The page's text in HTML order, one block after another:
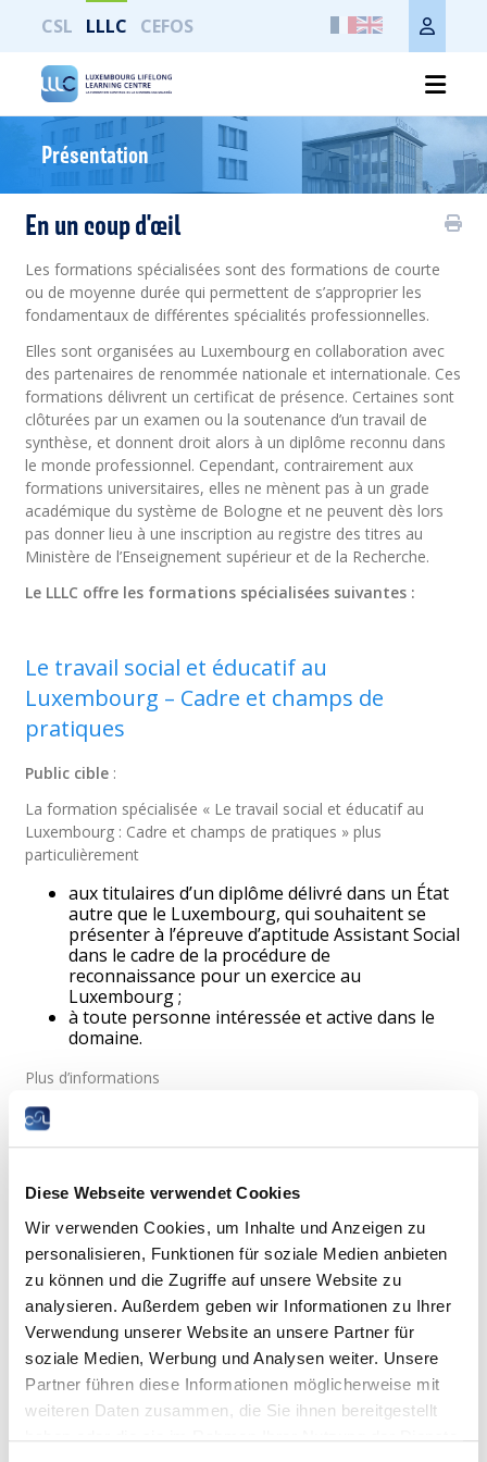
Diese Webseite verwendet Cookies
Wir verwenden Cookies, um Inhalte und Anzeigen zu
personalisieren, Funktionen für soziale Medien anbieten
zu können und die Zugriffe auf unsere Website zu
analysieren. Außerdem geben wir Informationen zu Ihrer
Verwendung unserer Website an unsere Partner für
soziale Medien, Werbung und Analysen weiter. Unsere
Partner führen diese Informationen möglicherweise mit
weiteren Daten zusammen, die Sie ihnen bereitgestellt
CSL LLLC CEFOS
Présentation
Ganze Seite drucken
En un coup d'œil
Les formations spécialisées sont des formations de courte
ou de moyenne durée qui permettent de s’approprier les
fondamentaux de différentes spécialités professionnelles.
Elles sont organisées au Luxembourg en collaboration avec
des partenaires de renommée nationale et internationale. Ces
formations délivrent un certificat de présence. Certaines sont
clôturées par un examen ou la soutenance d’un travail de
synthèse, et donnent droit alors à un diplôme reconnu dans
le monde professionnel. Cependant, contrairement aux
formations universitaires, elles ne mènent pas à un grade
académique du système de Bologne et ne peuvent dès lors
pas donner lieu à une inscription au registre des titres au
Ministère de l’Enseignement supérieur et de la Recherche.
Le LLLC offre les formations spécialisées suivantes :
Le travail social et éducatif au
Luxembourg – Cadre et champs de
pratiques
Public cible :
La formation spécialisée « Le travail social et éducatif au
Luxembourg : Cadre et champs de pratiques » plus
particulièrement
aux titulaires d’un diplôme délivré dans un État
autre que le Luxembourg, qui souhaitent se
présenter à l’épreuve d’aptitude Assistant Social
dans le cadre de la procédure de
reconnaissance pour un exercice au
Luxembourg ;
à toute personne intéressée et active dans le
domaine.
Plus d’informations
Cours d’initiation à la langue
luxembourgeoise en expression orale et
compréhension de l'oral
Public cible: Ce cours est conçu pour les personnes
majeures qui souhaitent acquérir la nationalité
luxembourgeoise par option et résident légalement au
Luxembourg depuis au moins 20 années.
Plus d’informations